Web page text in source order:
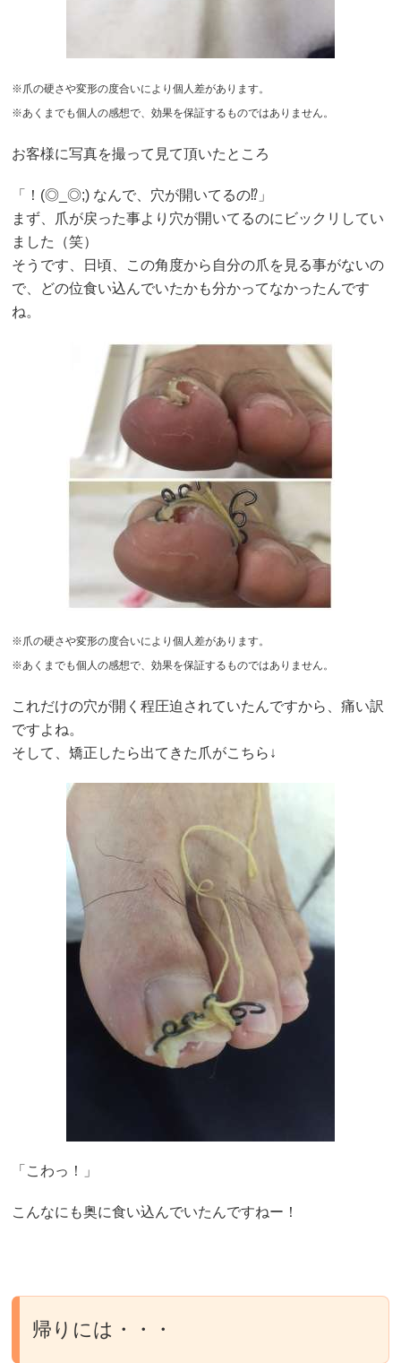
※爪の硬さや変形の度合いにより個人差があります。
※あくまでも個人の感想で、効果を保証するものではありません。
お客様に写真を撮って見て頂いたところ
「！(◎_◎;) なんで、穴が開いてるの⁉︎」
まず、爪が戻った事より穴が開いてるのにビックリしてい
ました（笑）
そうです、日頃、この角度から自分の爪を見る事がないの
で、どの位食い込んでいたかも分かってなかったんです
ね。
※爪の硬さや変形の度合いにより個人差があります。
※あくまでも個人の感想で、効果を保証するものではありません。
これだけの穴が開く程圧迫されていたんですから、痛い訳
ですよね。
そして、矯正したら出てきた爪がこちら↓
「こわっ！」
こんなにも奥に食い込んでいたんですねー！
帰りには・・・